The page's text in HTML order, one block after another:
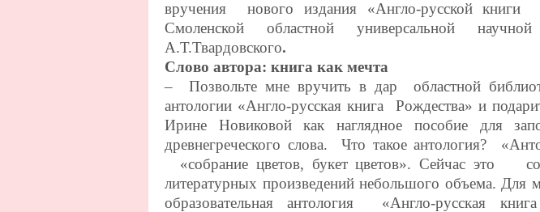
вручения нового издания «Англо-русской книги
Смоленской областной универсальной
А.Т.Твардовского.
Слово автора: книга как мечта
– Позвольте мне вручить в дар областной
антологии «Англо-русская книга Рождества» и
Ирине Новиковой как наглядное пособие для
древнегреческого слова. Что такое антология?
«собрание цветов, букет цветов». Сейчас это
литературных произведений небольшого объема. Для
образовательная антология «Англо-русская